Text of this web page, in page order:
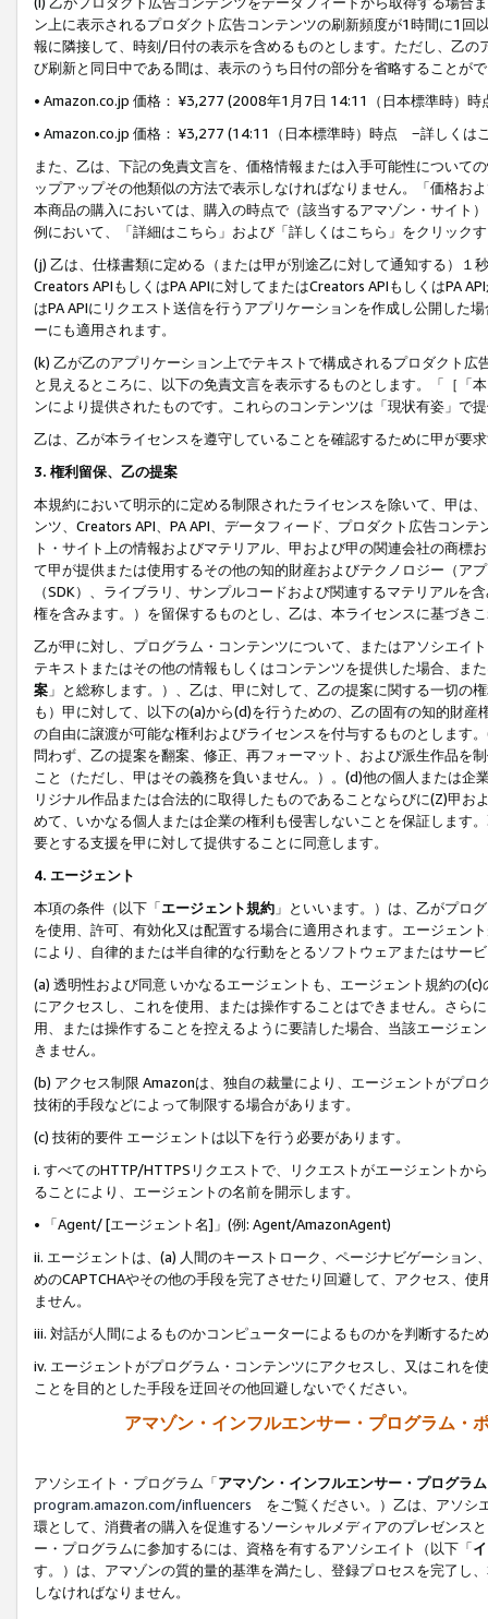
ン上に表示されるプロダクト広告コンテンツの刷新頻度が1時間に1
報に隣接して、時刻/日付の表示を含めるものとします。ただし、乙
び刷新と同日中である間は、表示のうち日付の部分を省略することが
• Amazon.co.jp 価格： ¥3,277 (2008年1月7日 14:11（日本標準時）
• Amazon.co.jp 価格： ¥3,277 (14:11（日本標準時）時点 −詳しくは
また、乙は、下記の免責文言を、価格情報または入手可能性について
ップアップその他類似の方法で表示しなければなりません。「価格
本商品の購入においては、購入の時点で（該当するアマゾン・サイト
例において、「詳細はこちら」および「詳しくはこちら」をクリック
(j) 乙は、仕様書類に定める（または甲が別途乙に対して通知する）
Creators APIもしくはPA APIに対してまたはCreators APIもしくはPA
はPA APIにリクエスト送信を行うアプリケーションを作成し公開した
ーにも適用されます。
(k) 乙が乙のアプリケーション上でテキストで構成されるプロダクト
と見えるところに、以下の免責文言を表示するものとします。「［「
ンにより提供されたものです。これらのコンテンツは「現状有姿」で
乙は、乙が本ライセンスを遵守していることを確認するために甲が要
3. 権利留保、乙の提案
本規約において明示的に定める制限されたライセンスを除いて、甲は
ンツ、Creators API、PA API、データフィード、プロダクト広告コン
ト・サイト上の情報およびマテリアル、甲および甲の関連会社の商
て甲が提供または使用するその他の知的財産およびテクノロジー（ア
（SDK）、ライブラリ、サンプルコードおよび関連するマテリアル
権を含みます。）を留保するものとし、乙は、本ライセンスに基づき
乙が甲に対し、プログラム・コンテンツについて、またはアソシエイ
テキストまたはその他の情報もしくはコンテンツを提供した場合、ま
案 」と総称します。）、乙は、甲に対して、乙の提案に関する一切
も）甲に対して、以下の(a)から(d)を行うための、乙の固有の知的財
の自由に譲渡が可能な権利およびライセンスを付与するものとします
問わず、乙の提案を翻案、修正、再フォーマット、および派生作品を
こと（ただし、甲はその義務を負いません。）。(d)他の個人または
リジナル作品または合法的に取得したものであることならびに(Z)甲
めて、いかなる個人または企業の権利も侵害しないことを保証します
要とする支援を甲に対して提供することに同意します。
4. エージェント
本項の条件（以下「エージェント規約 」といいます。）は、乙がプロ
を使用、許可、有効化又は配置する場合に適用されます。エージェン
により、自律的または半自律的な行動をとるソフトウェアまたはサー
(a) 透明性および同意 いかなるエージェントも、エージェント規約の
にアクセスし、これを使用、または操作することはできません。さら
用、または操作することを控えるように要請した場合、当該エージェ
きません。
(b) アクセス制限 Amazonは、独自の裁量により、エージェントがプ
技術的手段などによって制限する場合があります。
(c) 技術的要件 エージェントは以下を行う必要があります。
i. すべてのHTTP/HTTPSリクエストで、リクエストがエージェントか
ることにより、エージェントの名前を開示します。
• 「Agent/ [エージェント名]」(例: Agent/AmazonAgent)
ii. エージェントは、(a) 人間のキーストローク、ページナビゲーショ
めのCAPTCHAやその他の手段を完了させたり回避して、アクセス、
ません。
iii. 対話が人間によるものかコンピューターによるものかを判断するた
iv. エージェントがプログラム・コンテンツにアクセスし、又はこれ
ことを目的とした手段を迂回その他回避しないでください。
アマゾン・インフルエンサー・プログラム・
アソシエイト・プログラム「アマゾン・インフルエンサー・プログラム
program.amazon.com/influencers をご覧ください。）乙は、アソシ
環として、消費者の購入を促進するソーシャルメディアのプレゼンス
ー・プログラムに参加するには、資格を有するアソシエイト（以下「
す。）は、アマゾンの質的量的基準を満たし、登録プロセスを完了し、
しなければなりません。